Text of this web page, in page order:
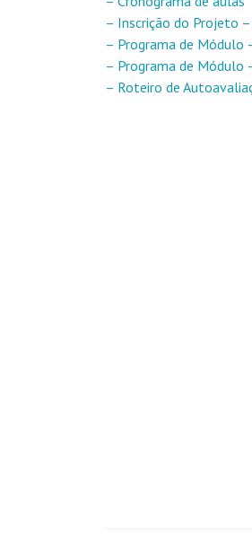
– Inscrição do Projeto
– Programa de Módulo
– Programa de Módulo
– Roteiro de